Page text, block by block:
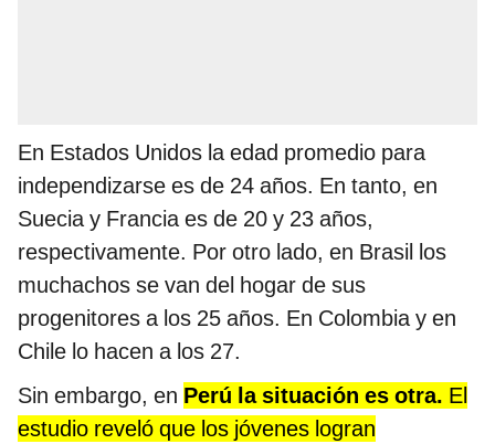
En Estados Unidos la edad promedio para
independizarse es de 24 años. En tanto, en
Suecia y Francia es de 20 y 23 años,
respectivamente. Por otro lado, en Brasil los
muchachos se van del hogar de sus
progenitores a los 25 años. En Colombia y en
Chile lo hacen a los 27.
Sin embargo, en Perú la situación es otra. El
estudio reveló que los jóvenes logran